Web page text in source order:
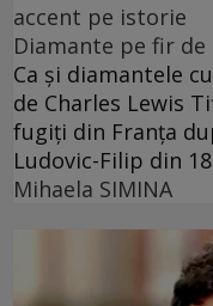
accent pe istorie
Diamante pe fir
Ca și diamantele
de Charles Lewis
fugiți din Franța
Ludovic-Filip din
Mihaela SIMINA